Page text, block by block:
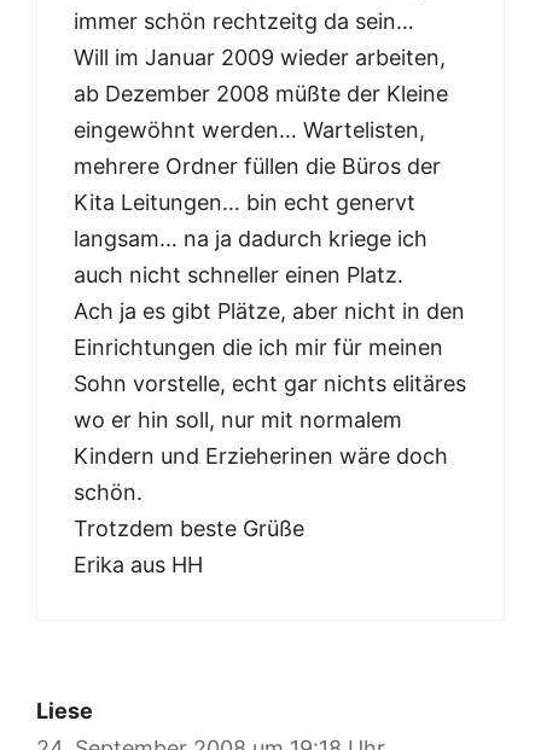
immer schön rechtzeitg da sein…
Will im Januar 2009 wieder arbeiten,
ab Dezember 2008 müßte der Kleine
eingewöhnt werden… Wartelisten,
mehrere Ordner füllen die Büros der
Kita Leitungen… bin echt genervt
langsam… na ja dadurch kriege ich
auch nicht schneller einen Platz.
Ach ja es gibt Plätze, aber nicht in den
Einrichtungen die ich mir für meinen
Sohn vorstelle, echt gar nichts elitäres
wo er hin soll, nur mit normalem
Kindern und Erzieherinen wäre doch
schön.
Trotzdem beste Grüße
Erika aus HH
Liese